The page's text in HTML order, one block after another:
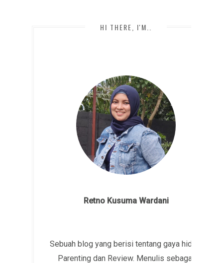
HI THERE, I'M..
Retno Kusuma Wardani
Sebuah blog yang berisi tentang gaya hidup,
Parenting dan Review. Menulis sebagai